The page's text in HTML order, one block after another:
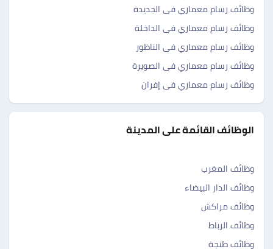
وظائف رسام معماري فى الجديدة
وظائف رسام معماري فى الداخلة‎
وظائف رسام معماري فى الناظور
وظائف رسام معماري فى الصويرة‎
وظائف رسام معماري فى إفران
الوظائف القائمة على المدينة
وظائف المغرب
وظائف الدار البيضاء
وظائف مراكش
وظائف الرباط
وظائف طنجة